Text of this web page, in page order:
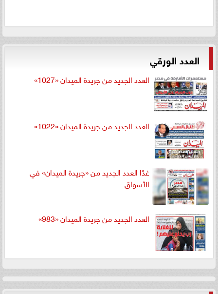
العدد الورقي
العدد الجديد من جريدة الميدان «1027»
العدد الجديد من جريدة الميدان «1022»
غدًا العدد الجديد من «جريدة الميدان» في
الأسواق
العدد الجديد من جريدة الميدان «983»